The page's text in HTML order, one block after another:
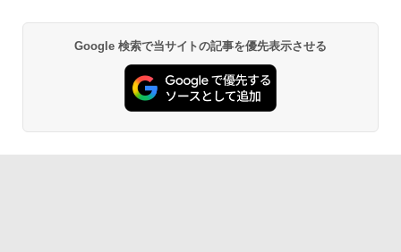
Google 検索で当サイトの記事を優先表示させる